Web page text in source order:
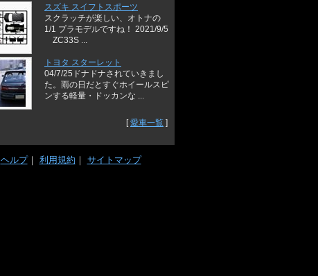
スズキ スイフトスポーツ
スクラッチが楽しい、オトナの
1/1 プラモデルですね！ 2021/9/5
ZC33S ...
トヨタ スターレット
04/7/25ドナドナされていきまし
た。雨の日だとすぐホイールスピ
ンする軽量・ドッカンな ...
[愛車一覧 ]
ヘルプ｜ 利用規約 ｜ サイトマップ